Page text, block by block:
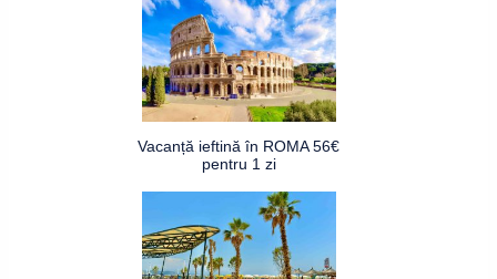
Vacanță ieftină în ROMA 56€
pentru 1 zi